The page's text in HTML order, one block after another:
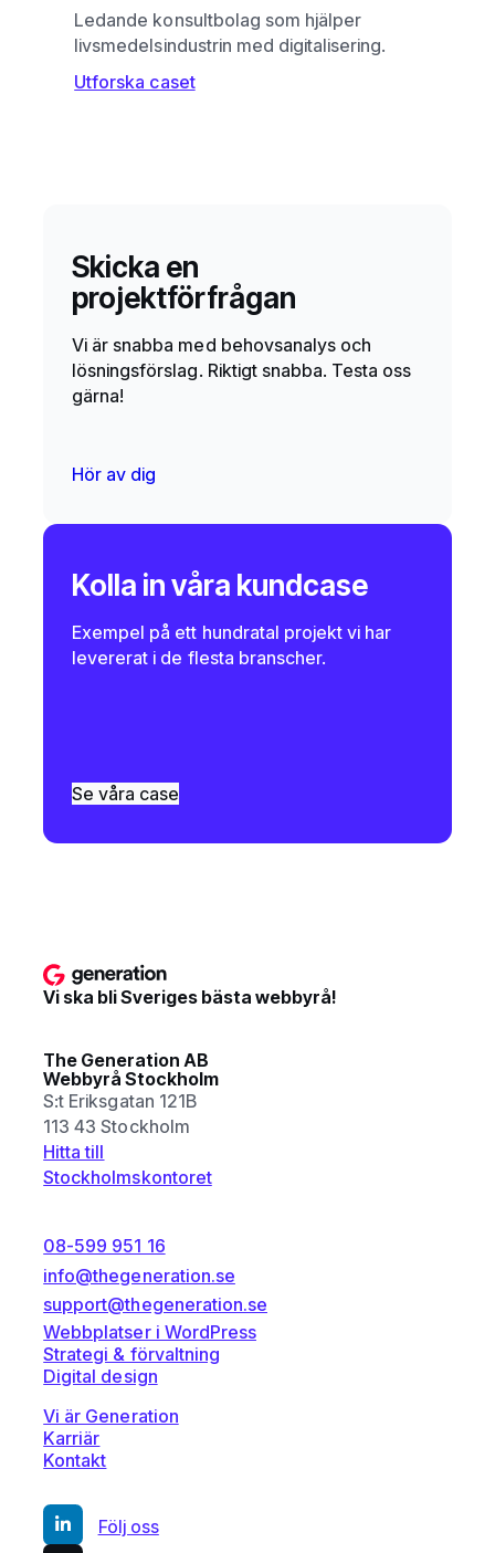
Ledande konsultbolag som hjälper
livsmedelsindustrin med digitalisering.
Utforska caset
Skicka en
projektförfrågan
Vi är snabba med behovsanalys och
lösningsförslag. Riktigt snabba. Testa oss
gärna!
Hör av dig
Kolla in våra kundcase
Exempel på ett hundratal projekt vi har
levererat i de flesta branscher.
Se våra case
Vi ska bli Sveriges bästa webbyrå!
The Generation AB
Webbyrå Stockholm
S:t Eriksgatan 121B
113 43 Stockholm
Hitta till
Stockholmskontoret
08-599 951 16
info@thegeneration.se
support@thegeneration.se
Webbplatser i WordPress
Strategi & förvaltning
Digital design
Vi är Generation
Karriär
Kontakt
Följ oss